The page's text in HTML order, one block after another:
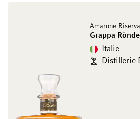
Amarone Riserva
Grappa
Italie
Distillerie